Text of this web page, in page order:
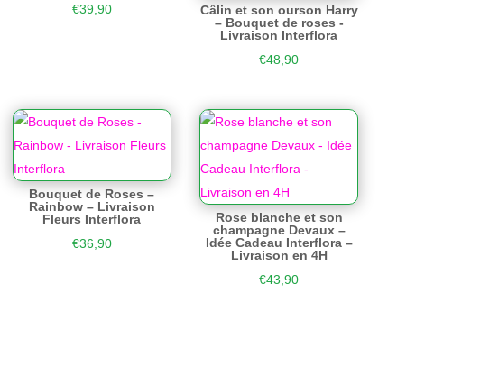
€39,90
Câlin et son ourson Harry
– Bouquet de roses -
Livraison Interflora
€48,90
Bouquet de Roses –
Rainbow – Livraison
Fleurs Interflora
€36,90
Rose blanche et son
champagne Devaux –
Idée Cadeau Interflora –
Livraison en 4H
€43,90